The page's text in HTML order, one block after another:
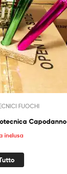
FUOCHI
Capodanno
inclusa